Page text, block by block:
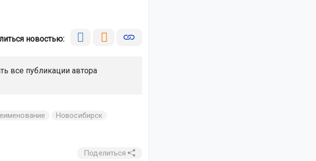
новостью:
все публикации автора
Новосибирск
Поделиться